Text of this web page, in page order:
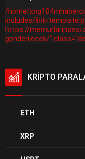
/home/
includes/link-
https://
gonderilecek/"
KRİPTO
ETH
XRP